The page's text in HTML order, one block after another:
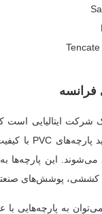
می‌شوند. این
کششی، پوشش‌های